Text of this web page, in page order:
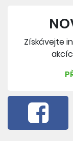
Získávejte